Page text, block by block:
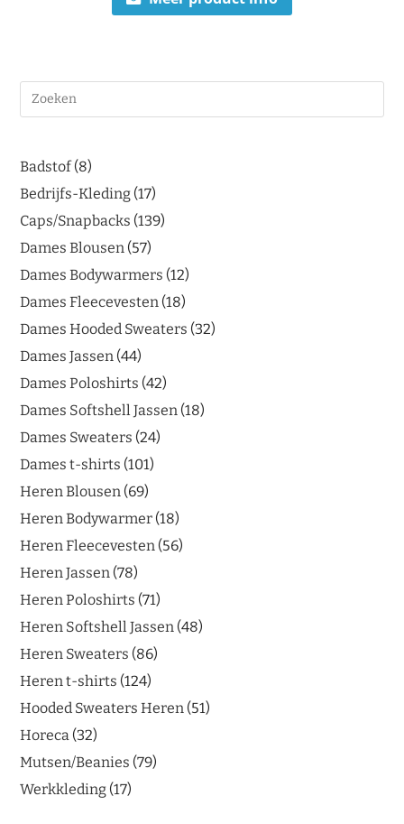
Badstof 8
Bedrijfs-Kleding 17
Caps/Snapbacks 139
Dames Blousen 57
Dames Bodywarmers 12
Dames Fleecevesten 18
Dames Hooded Sweaters 32
Dames Jassen 44
Dames Poloshirts 42
Dames Softshell Jassen 18
Dames Sweaters 24
Dames t-shirts 101
Heren Blousen 69
Heren Bodywarmer 18
Heren Fleecevesten 56
Heren Jassen 78
Heren Poloshirts 71
Heren Softshell Jassen 48
Heren Sweaters 86
Heren t-shirts 124
Hooded Sweaters Heren 51
Horeca 32
Mutsen/Beanies 79
Werkkleding 17